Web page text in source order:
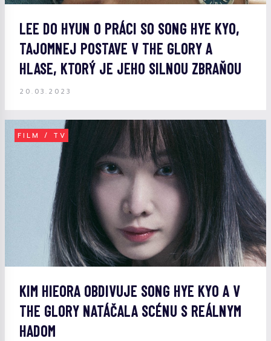
LEE DO HYUN O PRÁCI SO SONG HYE KYO,
TAJOMNEJ POSTAVE V THE GLORY A
HLASE, KTORÝ JE JEHO SILNOU ZBRAŇOU
20.03.2023
FILM / TV
KIM HIEORA OBDIVUJE SONG HYE KYO A V
THE GLORY NATÁČALA SCÉNU S REÁLNYM
HADOM